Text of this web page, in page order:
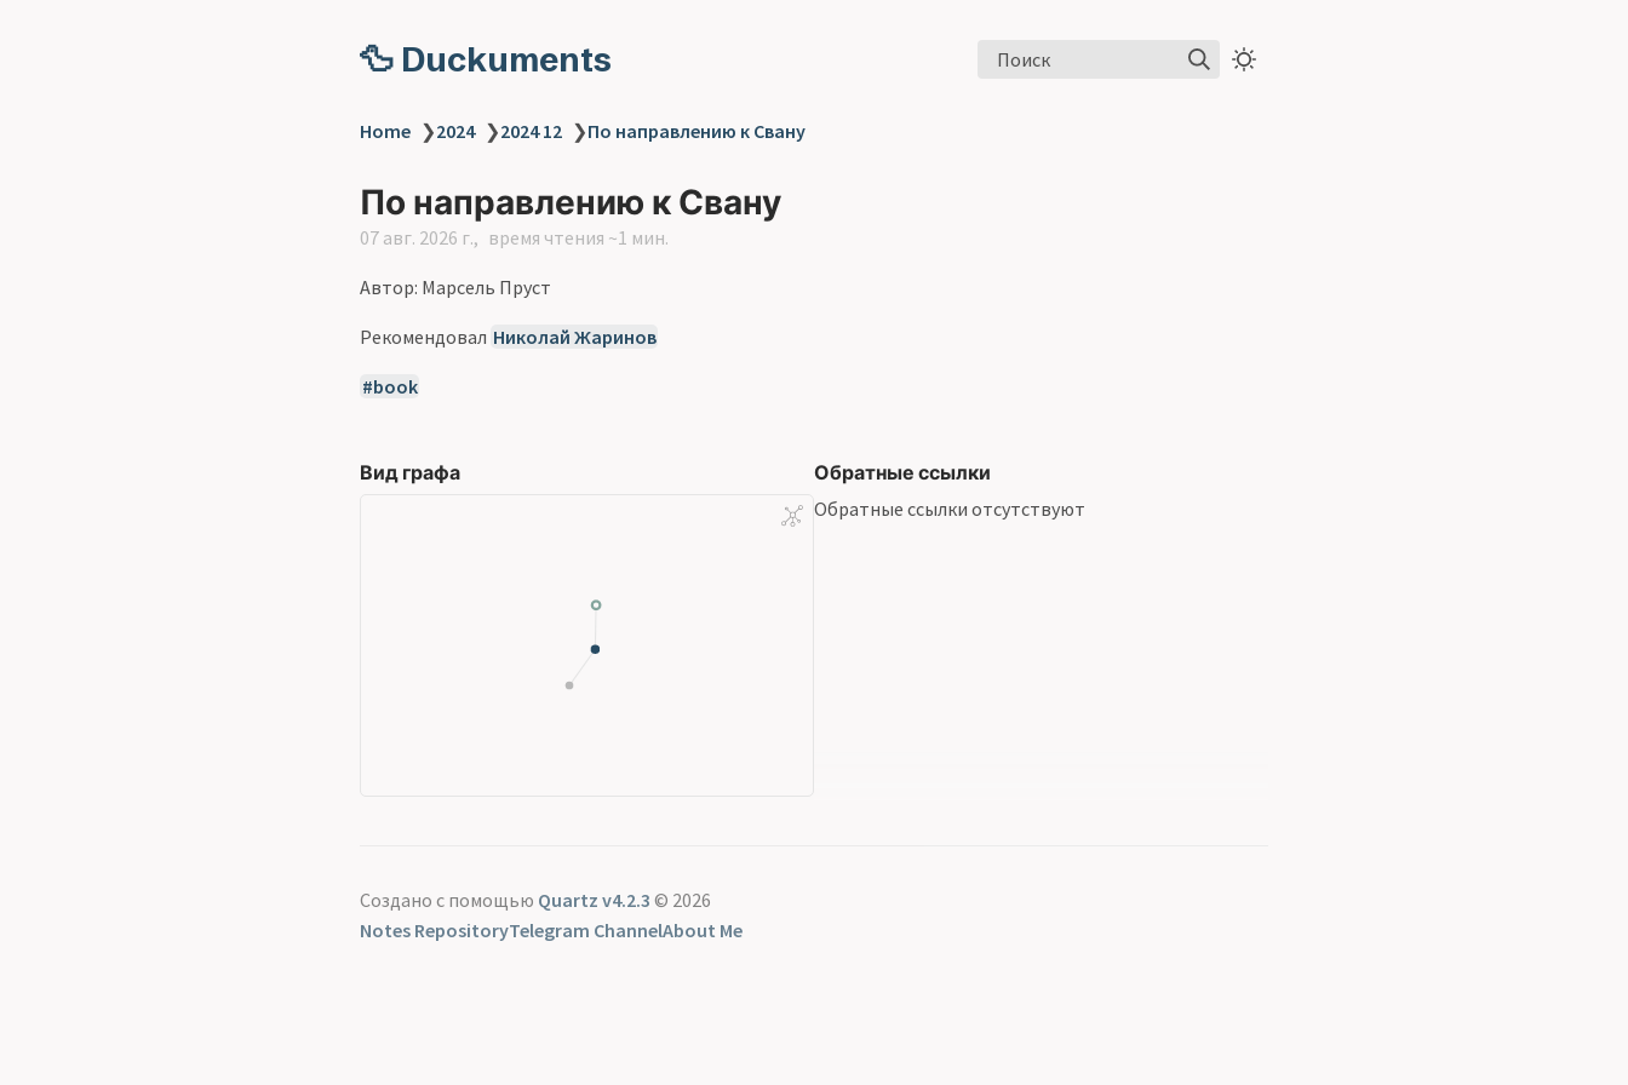
🦆 Duckuments Поиск
Home ❯2024 ❯2024 12 ❯По направлению к Свану
По направлению к Свану
07 авг. 2026 г. время чтения ~1 мин.
Автор: Марсель Пруст
Рекомендовал Николай Жаринов
book
Вид графа
Обратные ссылки
Обратные ссылки отсутствуют
Создано с помощью Quartz v4.2.3 © 2026
Notes RepositoryTelegram ChannelAbout Me